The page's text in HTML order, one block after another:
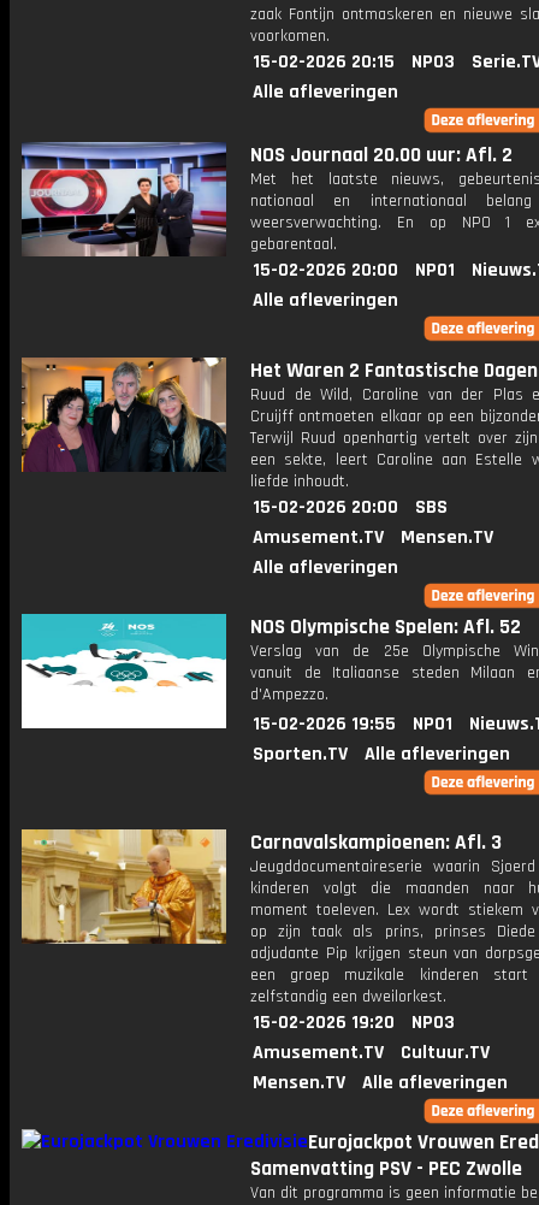
zaak Fontijn ontmaskeren en nieuwe
voorkomen.
15-02-2026 20:15 NPO3
Alle afleveringen
NOS Journaal 20.00 uur: Afl. 2
Met het laatste nieuws,
nationaal en internationaal
weersverwachting. En op NPO 1
gebarentaal.
15-02-2026 20:00 NPO1
Alle afleveringen
Het Waren 2 Fantastische Dagen
Ruud de Wild, Caroline van der Plas
Cruijff ontmoeten elkaar op een
Terwijl Ruud openhartig vertelt over
een sekte, leert Caroline aan Estelle
liefde inhoudt.
15-02-2026 20:00
SBS
Amusement.TV
Mensen.TV
Alle afleveringen
NOS Olympische Spelen: Afl. 52
Verslag van de 25e Olympische
vanuit de Italiaanse steden Milaan
d'Ampezzo.
15-02-2026 19:55 NPO1
Sporten.TV
Alle afleveringen
Carnavalskampioenen: Afl. 3
Jeugddocumentaireserie waarin
kinderen volgt die maanden naar
moment toeleven. Lex wordt stiekem
op zijn taak als prins, prinses
adjudante Pip krijgen steun van
een groep muzikale kinderen start
zelfstandig een dweilorkest.
15-02-2026 19:20
NPO3
Amusement.TV
Cultuur.TV
Mensen.TV
Alle afleveringen
Eurojackpot Vrouwen
Samenvatting PSV - PEC Zwolle
Van dit programma is geen informatie